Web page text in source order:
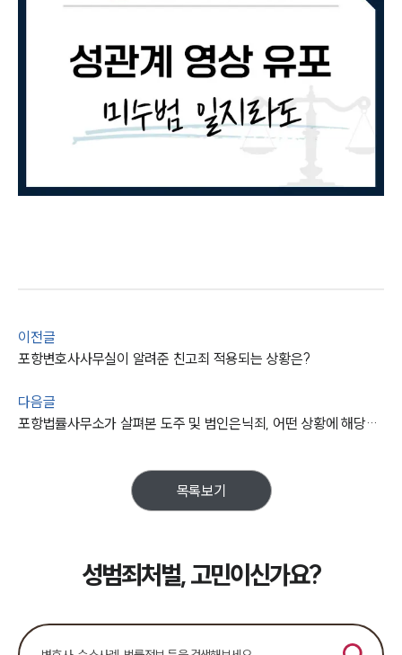
팀소개
이전글
포항변호사사무실이 알려준 친고죄 적용되는 상황은?
다음글
포항법률사무소가 살펴본 도주 및 범인은닉죄, 어떤 상황에 해당할까?
목록보기
성범죄처벌, 고민이신가요?